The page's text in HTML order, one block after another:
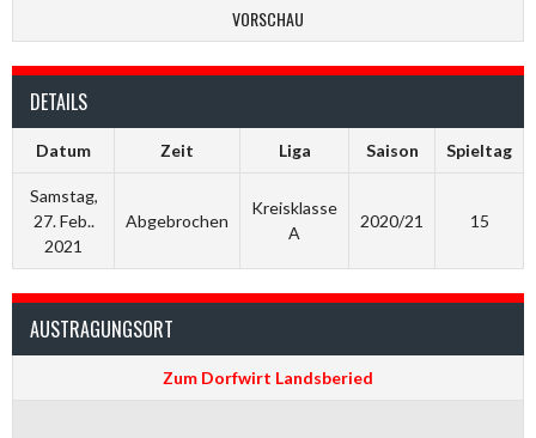
VORSCHAU
DETAILS
Datum Zeit Liga Saison Spieltag
Samstag,
27. Feb..
2021
Abgebrochen
Kreisklasse
A
2020/21 15
AUSTRAGUNGSORT
Zum Dorfwirt Landsberied